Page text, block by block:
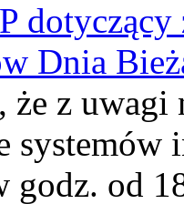
dotyczący
Dnia
z uwagi
godz. od